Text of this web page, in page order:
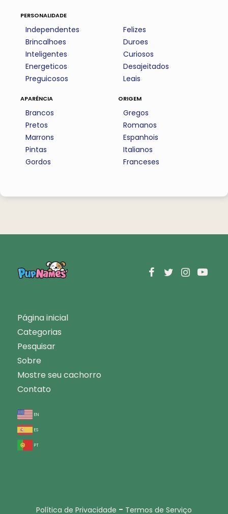
personalidade
Independentes
Brincalhoes
Inteligentes
Energeticos
Preguicosos
Felizes
Duroes
Curiosos
Desajeitados
Leais
aparência
Brancos
Pretos
Marrons
Pintas
Gordos
origem
Gregos
Romanos
Espanhois
Italianos
Franceses
Página inicial
Categorias
Pesquisar
Sobre
Mostre seu cachorro
Contato
en
es
pt
Política de Privacidade - Termos de Serviço